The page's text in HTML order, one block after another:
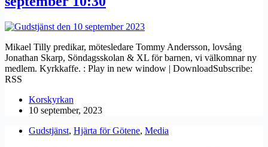
Mikael Tilly predikar, mötesledare Tommy Andersson, lovsång
Jonathan Skarp, Söndagsskolan & XL för barnen, vi välkomnar ny
medlem. Kyrkkaffe. : Play in new window | DownloadSubscribe:
RSS
Korskyrkan
10 september, 2023
Gudstjänst, Hjärta för Götene, Media